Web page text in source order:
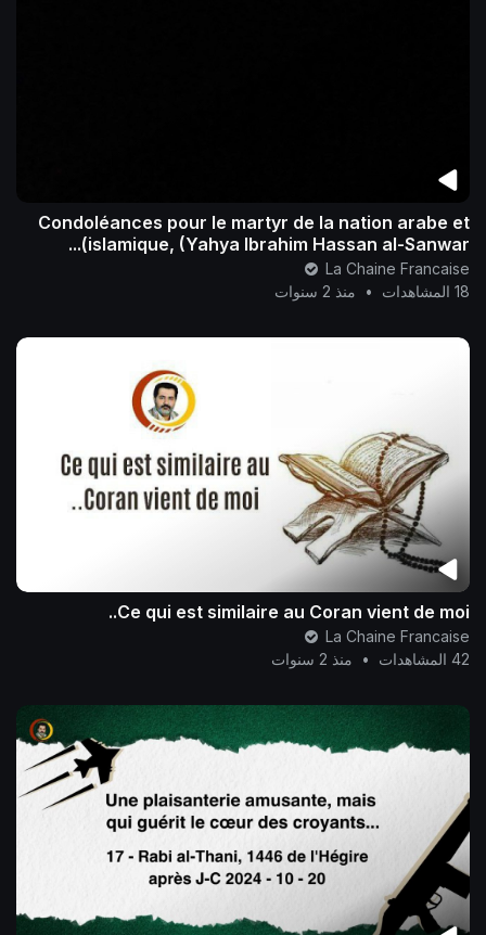
Condoléances pour le martyr de la nation arabe et
islamique, (Yahya Ibrahim Hassan al-Sanwar)...
La Chaine Francaise
18 المشاهدات
• منذ 2 سنوات
Ce qui est similaire au Coran vient de moi..
La Chaine Francaise
42 المشاهدات
• منذ 2 سنوات